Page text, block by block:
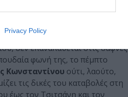
Privacy Policy
δεν επαναπαύεται στις δάφνες
φωνή της, το πέμπτο
Κωνσταντίνου ούτι, λαούτο,
τις δικές του καταβολές στη
έως τον Τσιτσάνη και τον